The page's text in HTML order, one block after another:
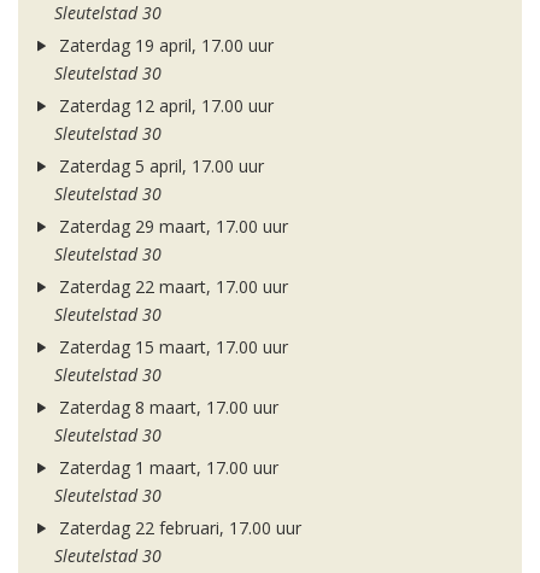
Sleutelstad 30
Zaterdag 19 april, 17.00 uur
Sleutelstad 30
Zaterdag 12 april, 17.00 uur
Sleutelstad 30
Zaterdag 5 april, 17.00 uur
Sleutelstad 30
Zaterdag 29 maart, 17.00 uur
Sleutelstad 30
Zaterdag 22 maart, 17.00 uur
Sleutelstad 30
Zaterdag 15 maart, 17.00 uur
Sleutelstad 30
Zaterdag 8 maart, 17.00 uur
Sleutelstad 30
Zaterdag 1 maart, 17.00 uur
Sleutelstad 30
Zaterdag 22 februari, 17.00 uur
Sleutelstad 30